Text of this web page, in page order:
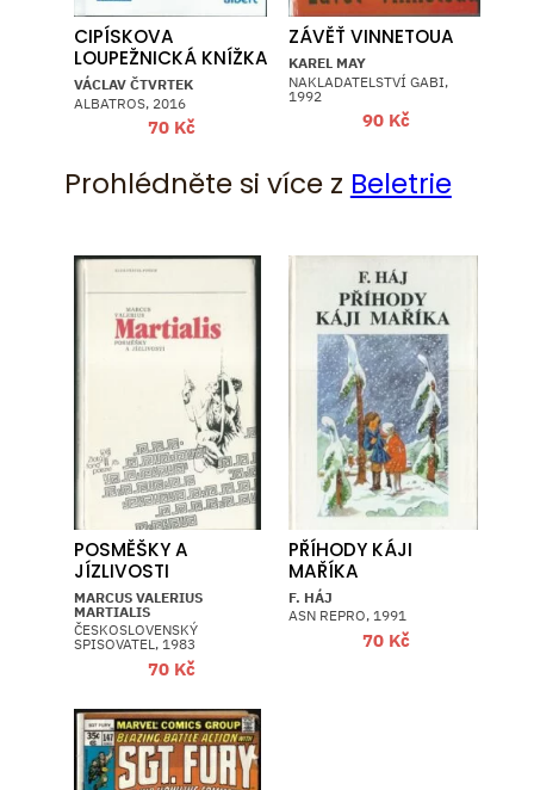
CIPÍSKOVA
LOUPEŽNICKÁ KNÍŽKA
VÁCLAV ČTVRTEK
ALBATROS, 2016
70 Kč
ZÁVĚŤ VINNETOUA
KAREL MAY
NAKLADATELSTVÍ GABI,
1992
90 Kč
Prohlédněte si více z Beletrie
POSMĚŠKY A
JÍZLIVOSTI
MARCUS VALERIUS
MARTIALIS
ČESKOSLOVENSKÝ
SPISOVATEL, 1983
70 Kč
PŘÍHODY KÁJI
MAŘÍKA
F. HÁJ
ASN REPRO, 1991
70 Kč